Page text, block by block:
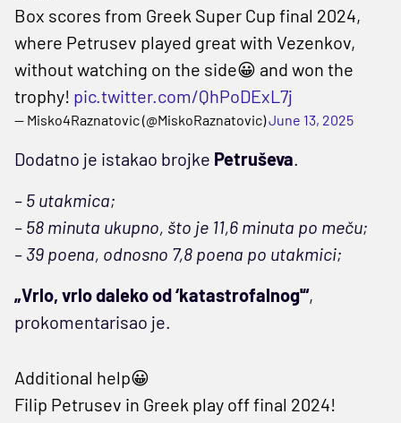
Box scores from Greek Super Cup final 2024,
where Petrusev played great with Vezenkov,
without watching on the side😀 and won the
trophy! pic.twitter.com/QhPoDExL7j
— Misko4Raznatovic (@MiskoRaznatovic)June 13, 2025
Dodatno je istakao brojke Petruševa.
– 5 utakmica;
– 58 minuta ukupno, što je 11,6 minuta po meču;
– 39 poena, odnosno 7,8 poena po utakmici;
„Vrlo, vrlo daleko od ‘katastrofalnog'“,
prokomentarisao je.
Additional help😀
Filip Petrusev in Greek play off final 2024!